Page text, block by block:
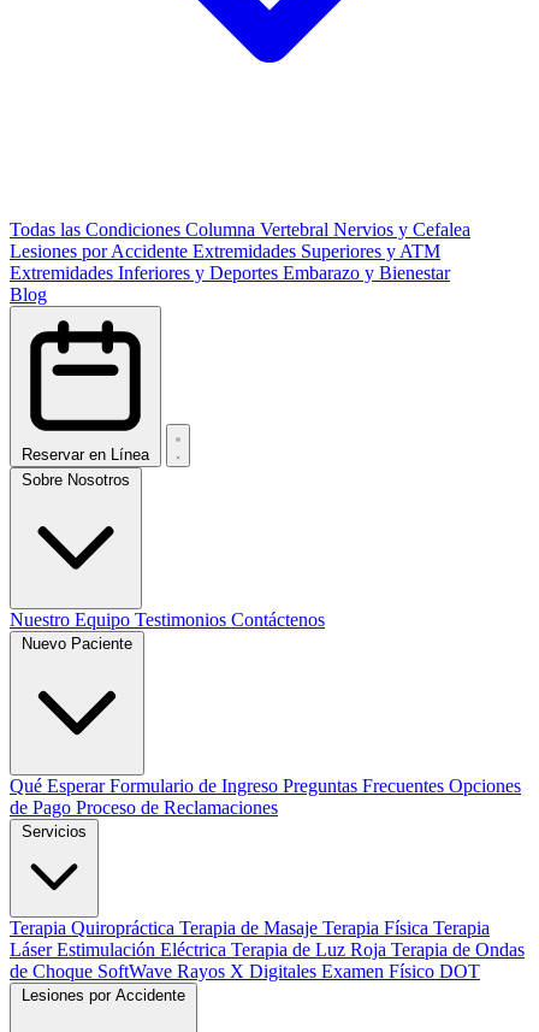
Todas las Condiciones Columna Vertebral Nervios y Cefalea
Lesiones por Accidente Extremidades Superiores y ATM
Extremidades Inferiores y Deportes Embarazo y Bienestar
Blog
Reservar en Línea
Nuestro Equipo Testimonios Contáctenos
Qué EsperarFormulario de Ingreso Preguntas Frecuentes Opciones
de Pago Proceso de Reclamaciones
Terapia Quiropráctica Terapia de Masaje Terapia Física Terapia
LáserEstimulación Eléctrica Terapia de Luz Roja Terapia de Ondas
de Choque SoftWave Rayos X Digitales Examen Físico DOT